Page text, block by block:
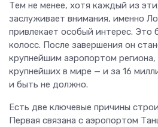
Тем не менее, хотя каждый из
заслуживает внимания, именно
привлекает особый интерес. Это
колосс. После завершения он
крупнейшим аэропортом
крупнейших в мире — и за 16
и быть не должно.
Есть две ключевые причины
Первая связана с аэропортом